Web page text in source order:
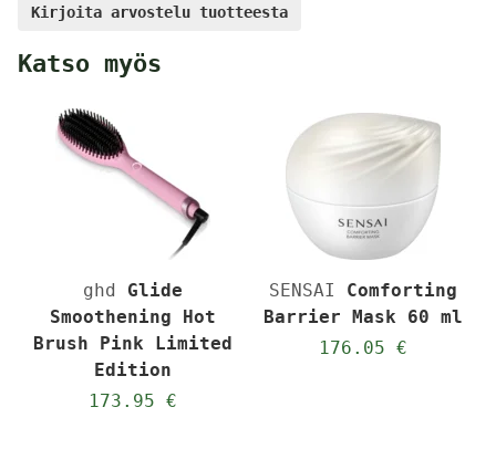
Kirjoita arvostelu tuotteesta
Katso myös
ghd Glide
Smoothening Hot
Brush Pink Limited
Edition
173.95 €
SENSAI
Comforting
Barrier Mask 60 ml
176.05 €